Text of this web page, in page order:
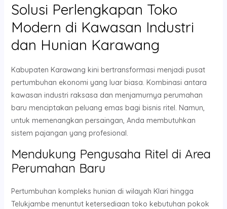
Solusi Perlengkapan Toko
Modern di Kawasan Industri
dan Hunian Karawang
Kabupaten Karawang kini bertransformasi menjadi pusat
pertumbuhan ekonomi yang luar biasa. Kombinasi antara
kawasan industri raksasa dan menjamurnya perumahan
baru menciptakan peluang emas bagi bisnis ritel. Namun,
untuk memenangkan persaingan, Anda membutuhkan
sistem pajangan yang profesional.
Mendukung Pengusaha Ritel di Area
Perumahan Baru
Pertumbuhan kompleks hunian di wilayah Klari hingga
Telukjambe menuntut ketersediaan toko kebutuhan pokok